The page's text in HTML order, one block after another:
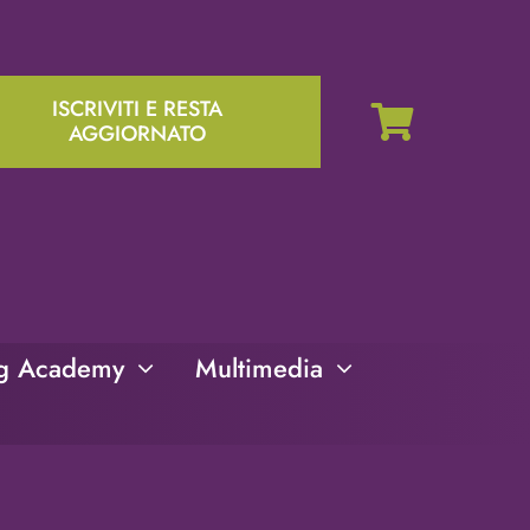
ISCRIVITI E RESTA
AGGIORNATO
Academy Multimedia